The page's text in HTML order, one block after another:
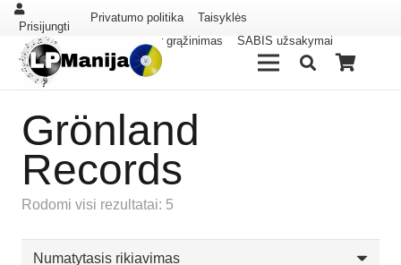
Prisijungti
Privatumo politika
Taisyklės
Pristatymas ir grąžinimas
SABIS užsakymai
Grönland
Records
Rodomi visi rezultatai: 5